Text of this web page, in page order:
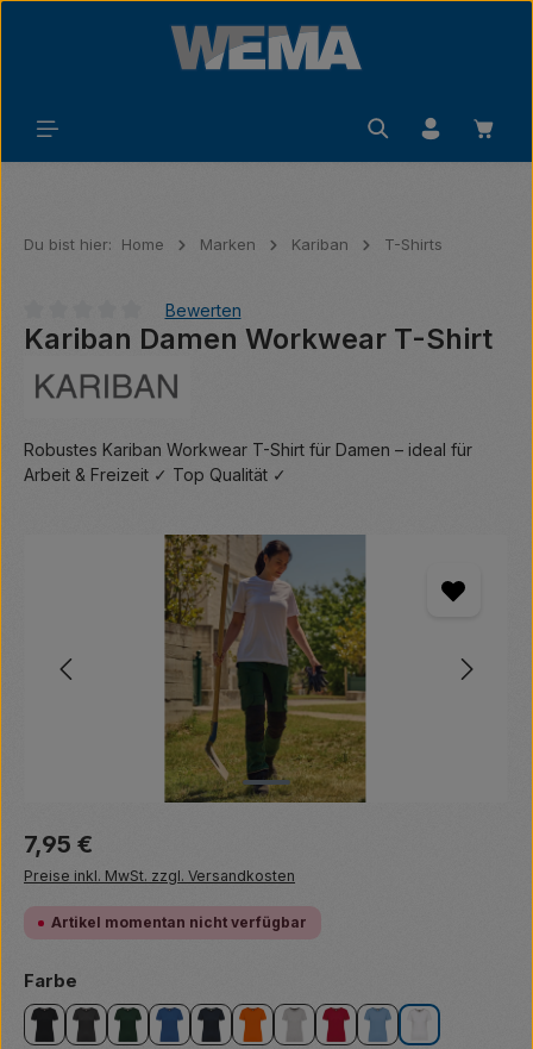
Zum Hauptinhalt springen
Du bist hier: Home Marken Kariban T-Shirts
Durchschnittliche Bewertung von 0 von 5 Sternen
Bewerten
Kariban Damen Workwear T-Shirt
Robustes Kariban Workwear T-Shirt für Damen – ideal für
Arbeit & Freizeit ✓ Top Qualität ✓
Bildergalerie überspringen
Regulärer Preis:
7,95 €
Preise inkl. MwSt. zzgl. Versandkosten
Artikel momentan nicht verfügbar
Farbe
blackdark greyforest green
light royal blue
navyorangeoxford grey
red sky bluewhite